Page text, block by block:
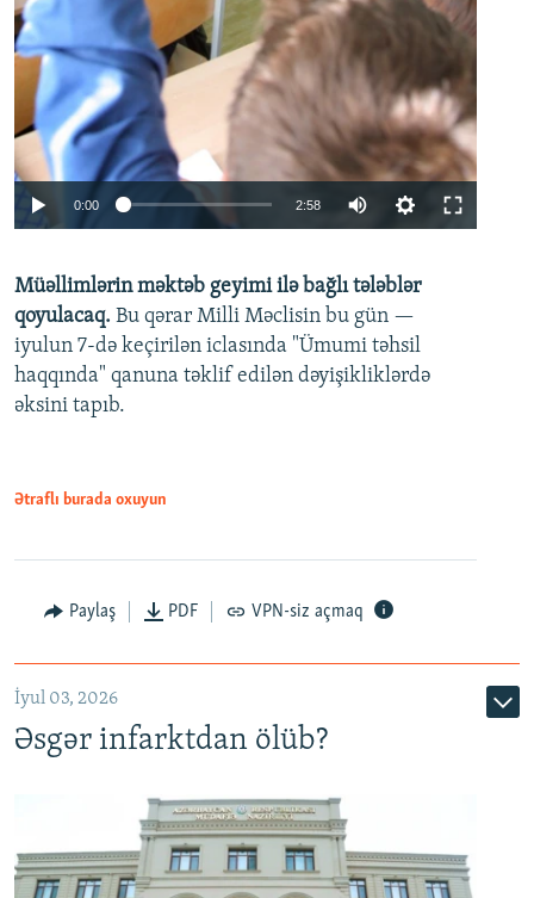
Auto 240p 360p 480p
720p 1080p
0:00 2:58
360p
480p
720p
Müəllimlərin məktəb geyimi ilə bağlı tələblər
qoyulacaq. Bu qərar Milli Məclisin bu gün —
iyulun 7-də keçirilən iclasında "Ümumi təhsil
haqqında" qanuna təklif edilən dəyişikliklərdə
əksini tapıb.
Ətraflı burada oxuyun
Paylaş PDF VPN-siz açmaq
İyul 03, 2026
Əsgər infarktdan ölüb?